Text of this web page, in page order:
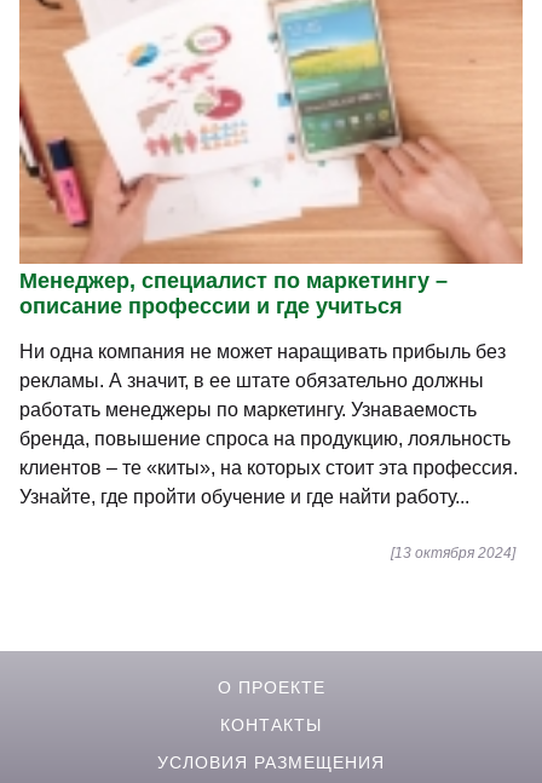
Менеджер, специалист по маркетингу –
описание профессии и где учиться
Ни одна компания не может наращивать прибыль без
рекламы. А значит, в ее штате обязательно должны
работать менеджеры по маркетингу. Узнаваемость
бренда, повышение спроса на продукцию, лояльность
клиентов – те «киты», на которых стоит эта профессия.
Узнайте, где пройти обучение и где найти работу...
[13 октября 2024]
О ПРОЕКТЕ
КОНТАКТЫ
УСЛОВИЯ РАЗМЕЩЕНИЯ